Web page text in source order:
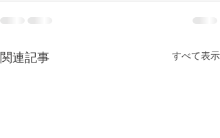
関連記事 すべて表示